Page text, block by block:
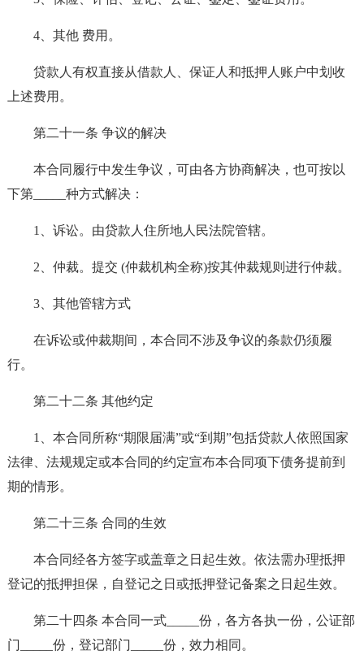
4、其他 费用。
贷款人有权直接从借款人、保证人和抵押人账户中划收
上述费用。
第二十一条 争议的解决
本合同履行中发生争议，可由各方协商解决，也可按以
下第_____种方式解决：
1、诉讼。由贷款人住所地人民法院管辖。
2、仲裁。提交 (仲裁机构全称)按其仲裁规则进行仲裁。
3、其他管辖方式
在诉讼或仲裁期间，本合同不涉及争议的条款仍须履
行。
第二十二条 其他约定
1、本合同所称“期限届满”或“到期”包括贷款人依照国家
法律、法规规定或本合同的约定宣布本合同项下债务提前到
期的情形。
第二十三条 合同的生效
本合同经各方签字或盖章之日起生效。依法需办理抵押
登记的抵押担保，自登记之日或抵押登记备案之日起生效。
第二十四条 本合同一式_____份，各方各执一份，公证部
门_____份，登记部门_____份，效力相同。